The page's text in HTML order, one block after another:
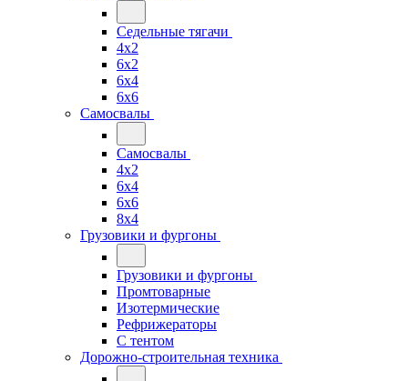
Седельные тягачи
4x2
6x2
6x4
6x6
Самосвалы
Самосвалы
4x2
6x4
6x6
8x4
Грузовики и фургоны
Грузовики и фургоны
Промтоварные
Изотермические
Рефрижераторы
С тентом
Дорожно-строительная техника